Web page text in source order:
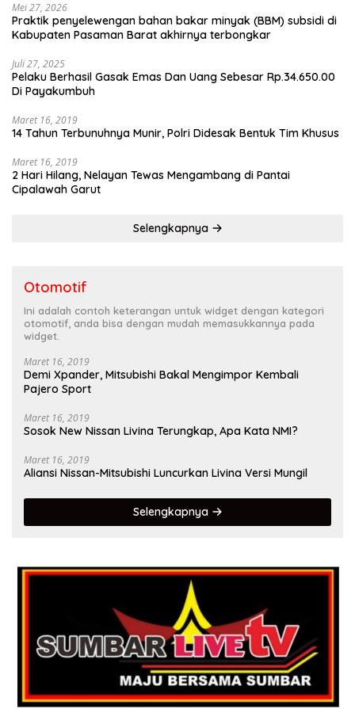
Mei 27, 2026
Praktik penyelewengan bahan bakar minyak (BBM) subsidi di
Kabupaten Pasaman Barat akhirnya terbongkar
Juli 27, 2025
Pelaku Berhasil Gasak Emas Dan Uang Sebesar Rp.34.650.00
Di Payakumbuh
Maret 16, 2019
14 Tahun Terbunuhnya Munir, Polri Didesak Bentuk Tim Khusus
Maret 16, 2019
2 Hari Hilang, Nelayan Tewas Mengambang di Pantai
Cipalawah Garut
Selengkapnya
Otomotif
Ini adalah contoh keterangan untuk widget dengan kategori
otomotif, anda bisa dengan mudah memasukkannya pada
widget.
Maret 16, 2019
Demi Xpander, Mitsubishi Bakal Mengimpor Kembali
Pajero Sport
Maret 16, 2019
Sosok New Nissan Livina Terungkap, Apa Kata NMI?
Maret 16, 2019
Aliansi Nissan-Mitsubishi Luncurkan Livina Versi Mungil
Selengkapnya